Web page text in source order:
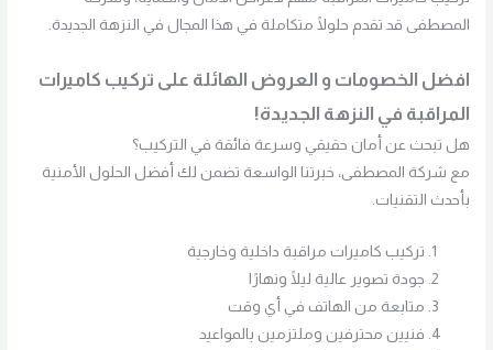
المصطفى قد تقدم حلولًا متكاملة في هذا المجال في النزهة الجديدة.
افضل الخصومات و العروض الهائلة على تركيب كاميرات
المراقبة في النزهة الجديدة!
هل تبحث عن أمان حقيقي وسرعة فائقة في التركيب؟
مع شركة المصطفى، خبرتنا الواسعة تضمن لك أفضل الحلول الأمنية
بأحدث التقنيات.
تركيب كاميرات مراقبة داخلية وخارجية
جودة تصوير عالية ليلًا ونهارًا
متابعة من الهاتف في أي وقت
فنيين محترفين وملتزمين بالمواعيد